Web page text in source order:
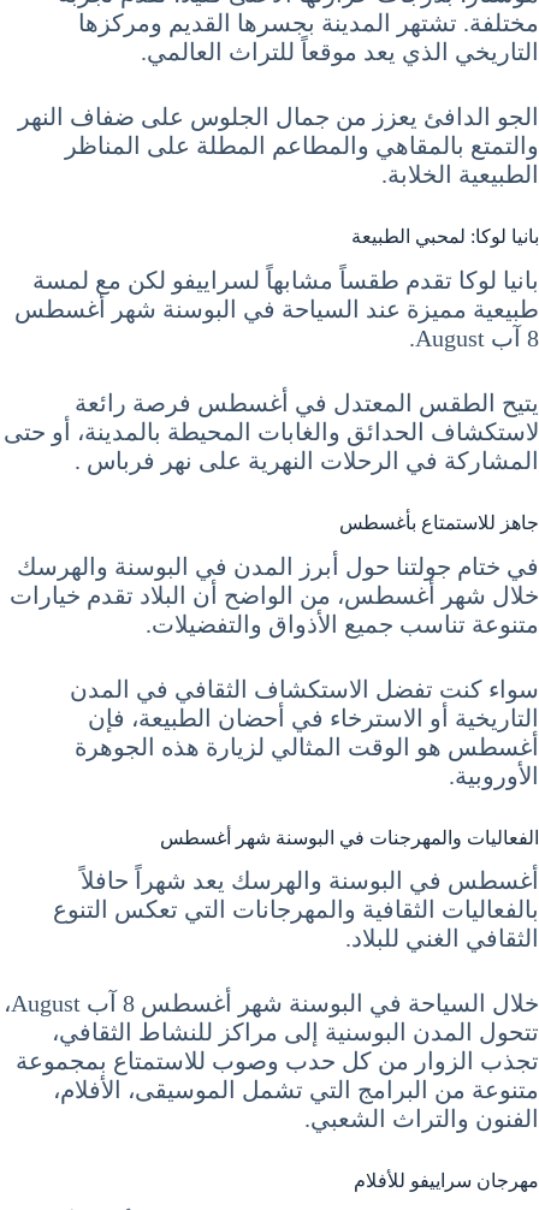
مختلفة. تشتهر المدينة بجسرها القديم ومركزها
التاريخي الذي يعد موقعاً للتراث العالمي.
الجو الدافئ يعزز من جمال الجلوس على ضفاف النهر
والتمتع بالمقاهي والمطاعم المطلة على المناظر
الطبيعية الخلابة.
بانيا لوكا: لمحبي الطبيعة
بانيا لوكا تقدم طقساً مشابهاً لسراييفو لكن مع لمسة
طبيعية مميزة عند السياحة في البوسنة شهر أغسطس
8 آب August.
يتيح الطقس المعتدل في أغسطس فرصة رائعة
لاستكشاف الحدائق والغابات المحيطة بالمدينة، أو حتى
المشاركة في الرحلات النهرية على نهر فرباس .
جاهز للاستمتاع بأغسطس
في ختام جولتنا حول أبرز المدن في البوسنة والهرسك
خلال شهر أغسطس، من الواضح أن البلاد تقدم خيارات
متنوعة تناسب جميع الأذواق والتفضيلات.
سواء كنت تفضل الاستكشاف الثقافي في المدن
التاريخية أو الاسترخاء في أحضان الطبيعة، فإن
أغسطس هو الوقت المثالي لزيارة هذه الجوهرة
الأوروبية.
الفعاليات والمهرجنات في البوسنة شهر أغسطس
أغسطس في البوسنة والهرسك يعد شهراً حافلاً
بالفعاليات الثقافية والمهرجانات التي تعكس التنوع
الثقافي الغني للبلاد.
خلال السياحة في البوسنة شهر أغسطس 8 آب August،
تتحول المدن البوسنية إلى مراكز للنشاط الثقافي،
تجذب الزوار من كل حدب وصوب للاستمتاع بمجموعة
متنوعة من البرامج التي تشمل الموسيقى، الأفلام،
الفنون والتراث الشعبي.
مهرجان سراييفو للأفلام